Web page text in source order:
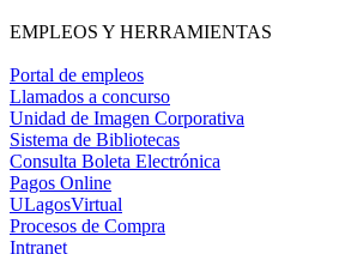
EMPLEOS Y HERRAMIENTAS
Portal de empleos
Llamados a concurso
Unidad de Imagen Corporativa
Sistema de Bibliotecas
Consulta Boleta Electrónica
Pagos Online
ULagosVirtual
Procesos de Compra
Intranet